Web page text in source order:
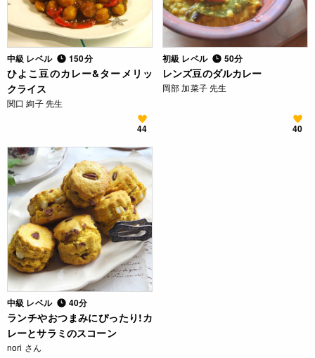
中級 レベル 150分
ひよこ豆のカレー&ターメリッ
クライス
関口 絢子 先生
44
初級 レベル 50分
レンズ豆のダルカレー
岡部 加菜子 先生
40
中級 レベル 40分
ランチやおつまみにぴったり!カ
レーとサラミのスコーン
nori さん